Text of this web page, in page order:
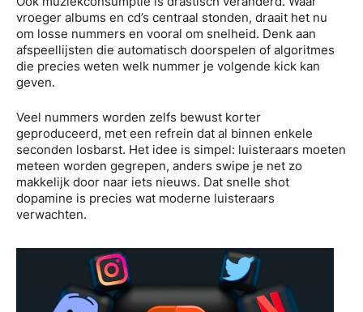
vroeger albums en cd’s centraal stonden, draait het nu
om losse nummers en vooral om snelheid. Denk aan
afspeellijsten die automatisch doorspelen of algoritmes
die precies weten welk nummer je volgende kick kan
geven.
Veel nummers worden zelfs bewust korter
geproduceerd, met een refrein dat al binnen enkele
seconden losbarst. Het idee is simpel: luisteraars moeten
meteen worden gegrepen, anders swipe je net zo
makkelijk door naar iets nieuws. Dat snelle shot
dopamine is precies wat moderne luisteraars
verwachten.